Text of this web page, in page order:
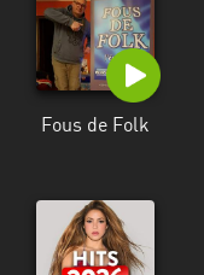
Fous de Folk